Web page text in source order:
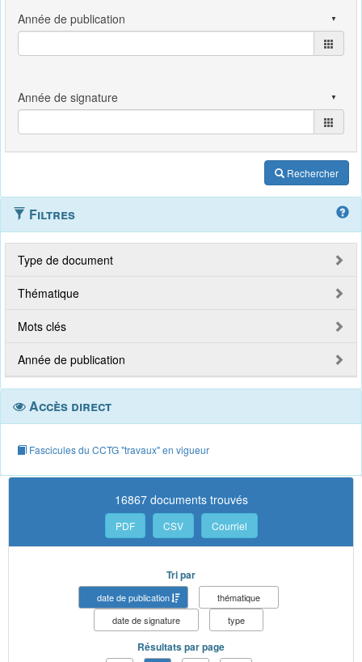
Rechercher
Filtres
Type de document
Thématique
Mots clés
Année de publication
Accès direct
Fascicules du CCTG "travaux" en vigueur
16867 documents trouvés
PDF CSV Courriel
Tri par
date de publication
thématique
date de signature
type
Résultats par page